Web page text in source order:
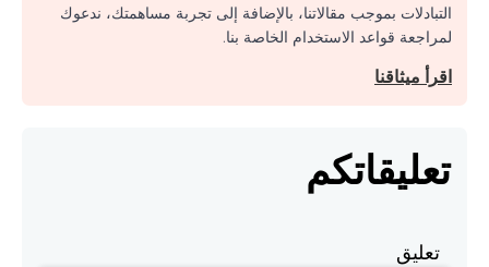
التبادلات بموجب مقالاتنا، بالإضافة إلى تجربة مساهمتك، ندعوك
لمراجعة قواعد الاستخدام الخاصة بنا.
اقرأ ميثاقنا
تعليقاتكم
تعليق